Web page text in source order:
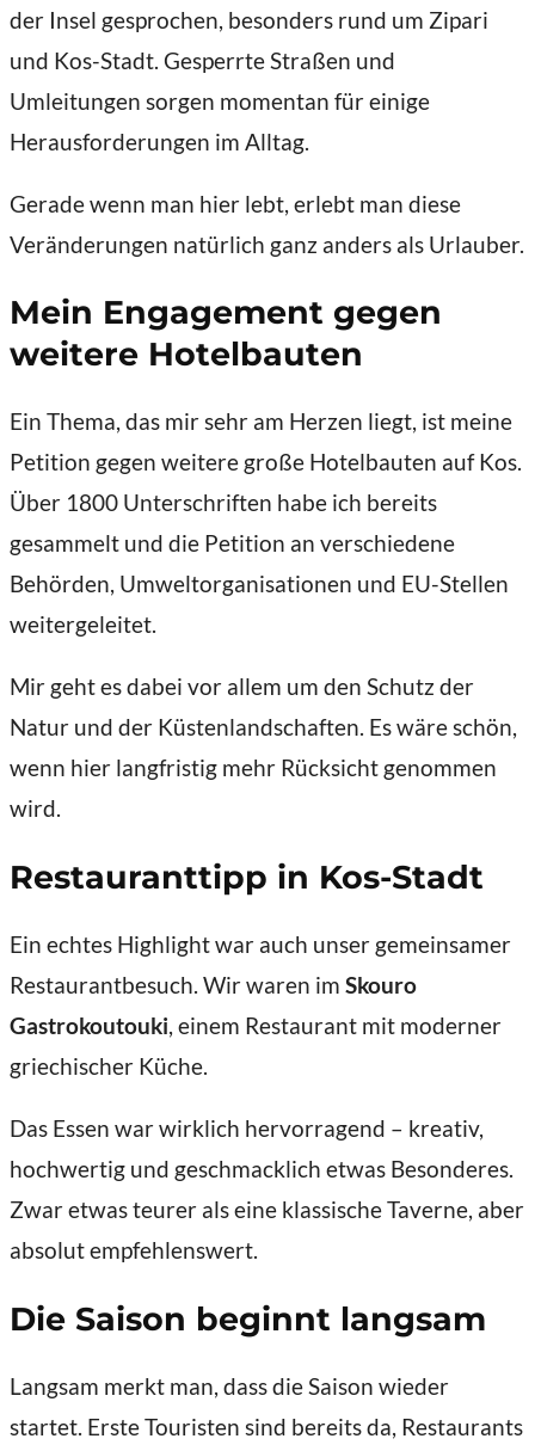
der Insel gesprochen, besonders rund um Zipari
und Kos-Stadt. Gesperrte Straßen und
Umleitungen sorgen momentan für einige
Herausforderungen im Alltag.
Gerade wenn man hier lebt, erlebt man diese
Veränderungen natürlich ganz anders als Urlauber.
Mein Engagement gegen
weitere Hotelbauten
Ein Thema, das mir sehr am Herzen liegt, ist meine
Petition gegen weitere große Hotelbauten auf Kos.
Über 1800 Unterschriften habe ich bereits
gesammelt und die Petition an verschiedene
Behörden, Umweltorganisationen und EU-Stellen
weitergeleitet.
Mir geht es dabei vor allem um den Schutz der
Natur und der Küstenlandschaften. Es wäre schön,
wenn hier langfristig mehr Rücksicht genommen
wird.
Restauranttipp in Kos-Stadt
Ein echtes Highlight war auch unser gemeinsamer
Restaurantbesuch. Wir waren im Skouro
Gastrokoutouki, einem Restaurant mit moderner
griechischer Küche.
Das Essen war wirklich hervorragend – kreativ,
hochwertig und geschmacklich etwas Besonderes.
Zwar etwas teurer als eine klassische Taverne, aber
absolut empfehlenswert.
Die Saison beginnt langsam
Langsam merkt man, dass die Saison wieder
startet. Erste Touristen sind bereits da, Restaurants